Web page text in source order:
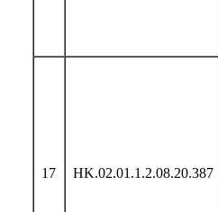
17 HK.02.01.1.2.08.20.387